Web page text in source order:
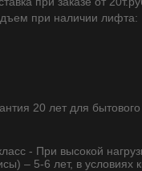
при наличии лифта:
20 лет для бытового
- При высокой
– 5-6 лет, в условиях